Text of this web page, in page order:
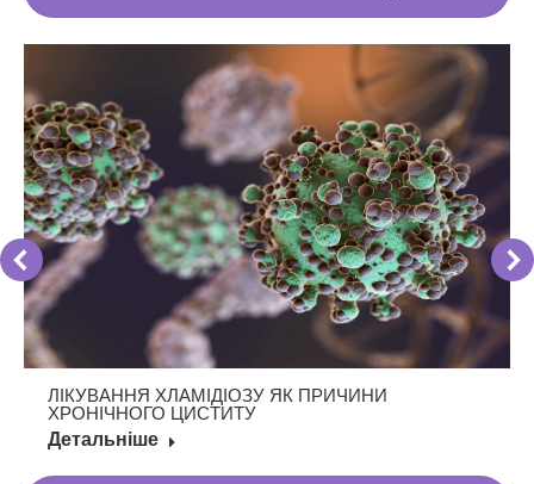
ЛІКУВАННЯ ХЛАМІДІОЗУ ЯК ПРИЧИНИ
ХРОНІЧНОГО ЦИСТИТУ
Детальніше